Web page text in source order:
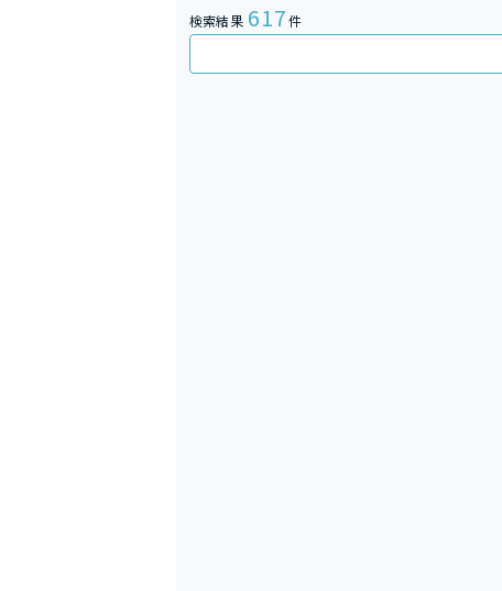
検索結果 617件